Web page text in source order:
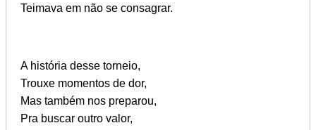
Teimava em não se consagrar.
A história desse torneio,
Trouxe momentos de dor,
Mas também nos preparou,
Pra buscar outro valor,